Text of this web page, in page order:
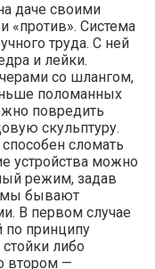
даче своими
«против». Система
труда. С ней
и лейки.
со шлангом,
поломанных
повредить
скульптуру.
сломать
устройства можно
режим, задав
бывают
В первом случае
по принципу
либо
втором —